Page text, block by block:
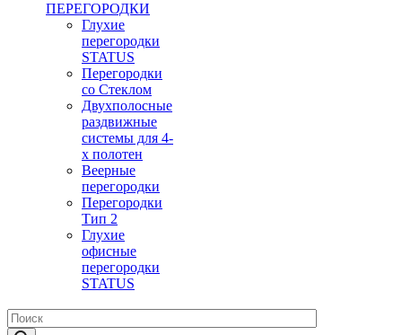
ПЕРЕГОРОДКИ
Глухие
перегородки
STATUS
Перегородки
со Стеклом
Двухполосные
раздвижные
системы для 4-
х полотен
Веерные
перегородки
Перегородки
Тип 2
Глухие
офисные
перегородки
STATUS